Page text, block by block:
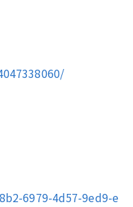
6979-4d57-9ed9-e